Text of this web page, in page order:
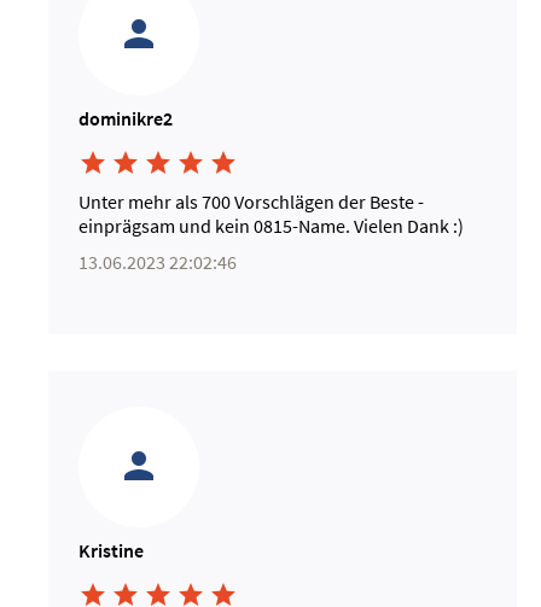
dominikre2
    
Unter mehr als 700 Vorschlägen der Beste -
einprägsam und kein 0815-Name. Vielen Dank :)
13.06.2023 22:02:46
Kristine
    